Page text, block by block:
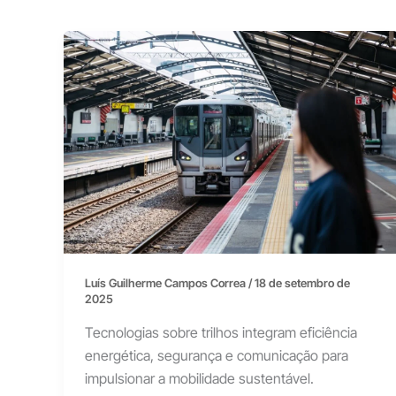
Luís Guilherme Campos Correa/18 de setembro de
2025
Tecnologias sobre trilhos integram eficiência
energética, segurança e comunicação para
impulsionar a mobilidade sustentável.